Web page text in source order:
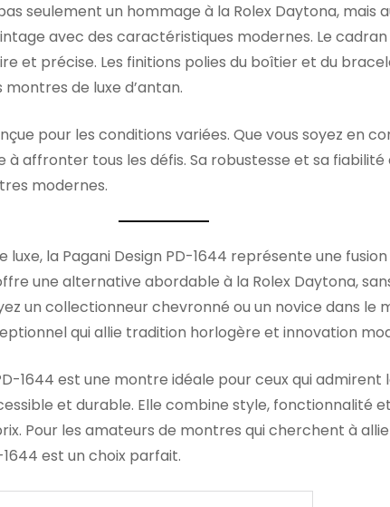
seulement un hommage à la Rolex Daytona, mais
avec des caractéristiques modernes. Le
et précise. Les finitions polies du boîtier et du
de luxe d’antan.
pour les conditions variées. Que vous soyez en
affronter tous les défis. Sa robustesse et sa fiabilité
modernes.
luxe, la Pagani Design PD-1644 représente une
une alternative abordable à la Rolex Daytona,
un collectionneur chevronné ou un novice dans le
qui allie tradition horlogère et innovation
1644 est une montre idéale pour ceux qui admirent
et durable. Elle combine style, fonctionnalité
Pour les amateurs de montres qui cherchent à
est un choix parfait.